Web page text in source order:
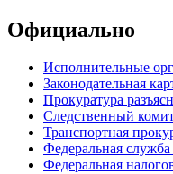
Официально
Исполнительные
Законодательная
Прокуратура
Следственный
Транспортная
Федеральная служба
Федеральная